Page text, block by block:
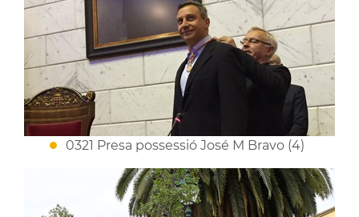
0321 Presa possessió José M Bravo (4)